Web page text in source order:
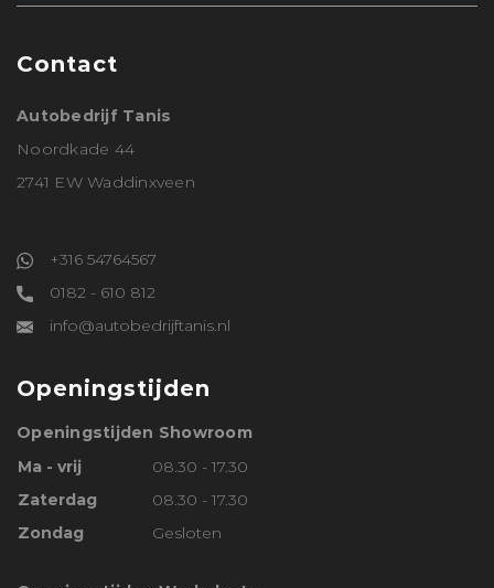
Contact
Autobedrijf Tanis
Noordkade 44
2741 EW Waddinxveen
+316 54764567
0182 - 610 812
info@autobedrijftanis.nl
Openingstijden
Openingstijden Showroom
Ma - vrij
08.30 - 17.30
Zaterdag
08.30 - 17.30
Zondag
Gesloten